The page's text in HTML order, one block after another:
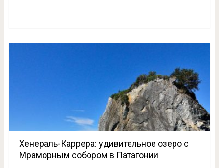
Хенераль-Каррера: удивительное озеро с
Мраморным собором в Патагонии